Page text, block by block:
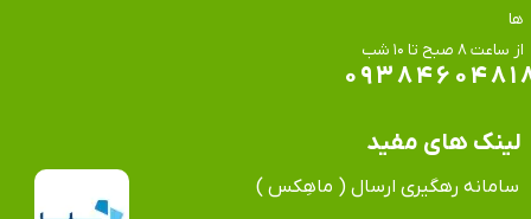
ها
​​​​​​​از ساعت ۸ صبح تا ۱۰ شب
لینک های مفید
سامانه رهگیری ارسال ( ماهِکس )